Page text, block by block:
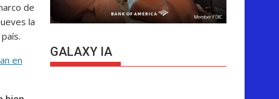
de
la
en
GALAXY IA